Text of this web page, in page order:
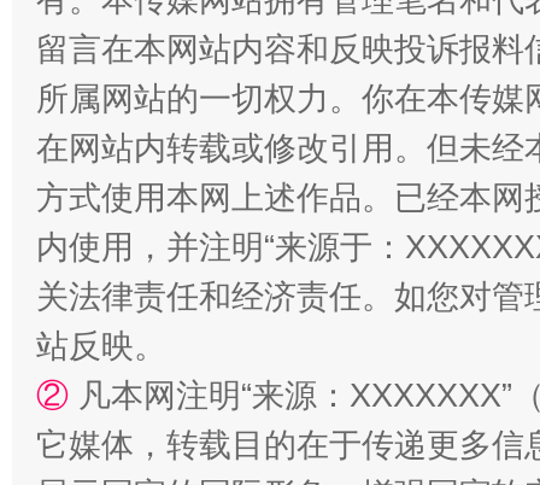
留言在本网站内容和反映投诉报
所属网站的一切权力。你在本传
在网站内转载或修改引用。但未
方式使用本网上述作品。已经本
内使用，并注明“来源于：
关法律责任和经济责任。如您对
站反映。
② 凡本网注明“来源：
它媒体，转载目的在于传递更多